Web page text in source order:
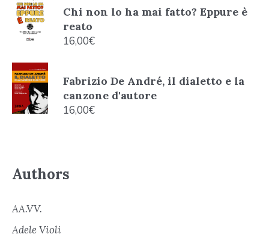
Chi non lo ha mai fatto? Eppure è
reato
16,00€
Fabrizio De André, il dialetto e la
canzone d'autore
16,00€
Authors
AA.VV.
Adele Violi